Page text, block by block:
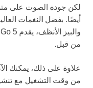
لكن جودة الصوت على
أيضًا. بفضل النغمات
من قبل.